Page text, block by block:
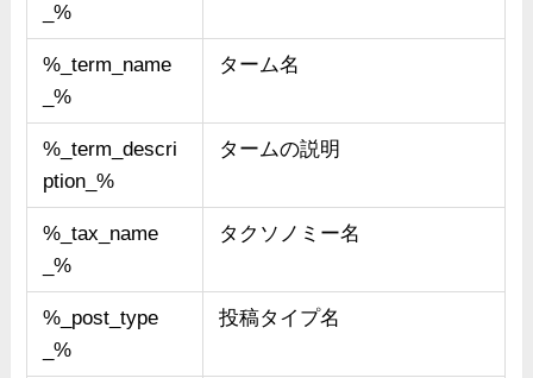
_%
%_term_name
_%
ターム名
%_term_descri
ption_%
タームの説明
%_tax_name
_%
タクソノミー名
%_post_type
_%
投稿タイプ名